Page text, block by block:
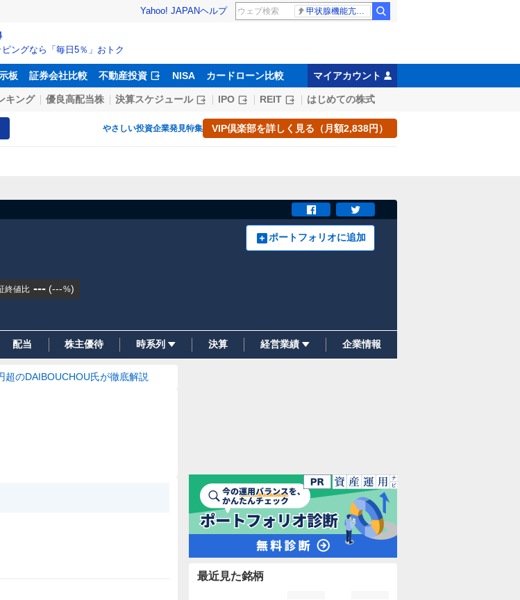
Yahoo! JAPANヘルプ 甲状腺機能亢進症
ングなら「毎日5％」おトク
板 証券会社比較 不動産投資 NISA カードローン比較 マイアカウント
キング 優良高配当株 決算スケジュール IPO REIT はじめての株式
やさしい投資企業発見特集 VIP倶楽部を詳しく見る（月額2,838円）
ポートフォリオに追加
終値比 --- (---%)
配当 株主優待 時系列 決算 経営業績 企業情報
のDAIBOUCHOU氏が徹底解説
最近見た銘柄